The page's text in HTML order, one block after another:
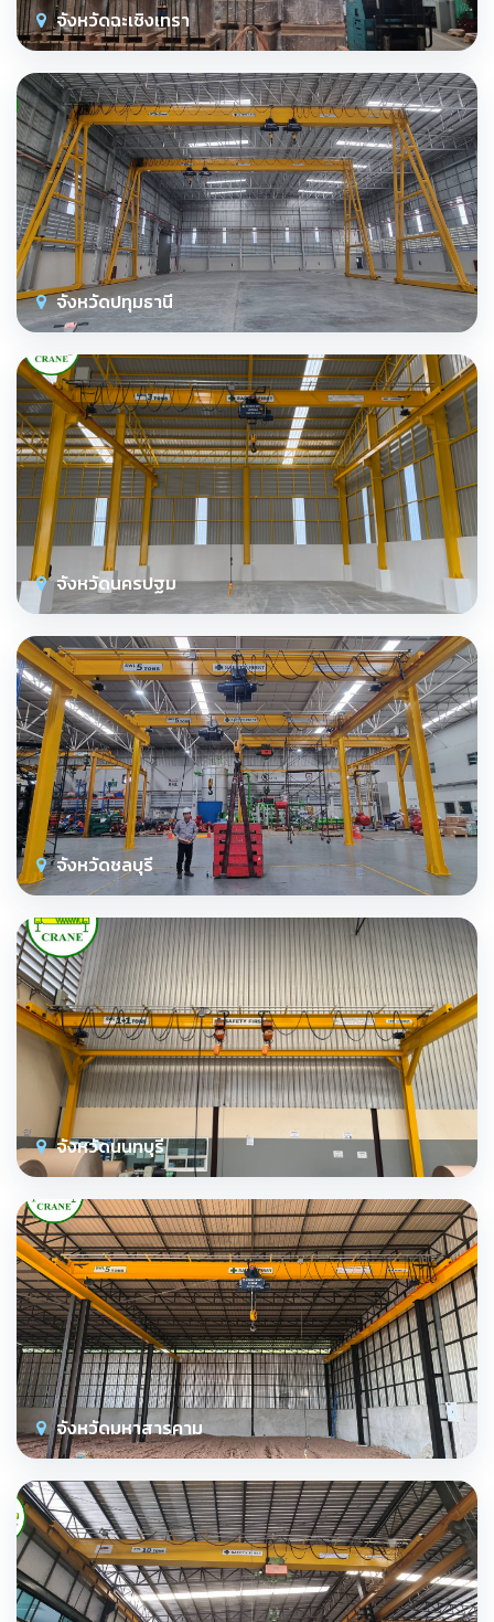
จังหวัดฉะเชิงเทรา
จังหวัดปทุมธานี
จังหวัดนครปฐม
จังหวัดชลบุรี
จังหวัดนนทบุรี
จังหวัดมหาสารคาม